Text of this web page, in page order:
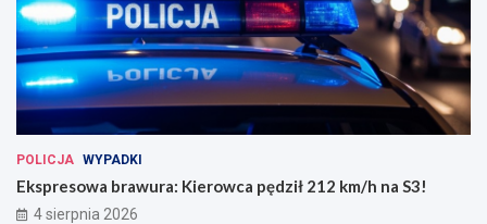
POLICJA WYPADKI
Ekspresowa brawura: Kierowca pędził 212 km/h na S3!
4 sierpnia 2026